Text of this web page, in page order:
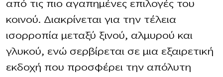
από τις πιο αγαπημένες επιλογές του
κοινού. Διακρίνεται για την τέλεια
ισορροπία μεταξύ ξινού, αλμυρού και
γλυκού, ενώ σερβίρεται σε μια εξαιρετική
εκδοχή που προσφέρει την απόλυτη